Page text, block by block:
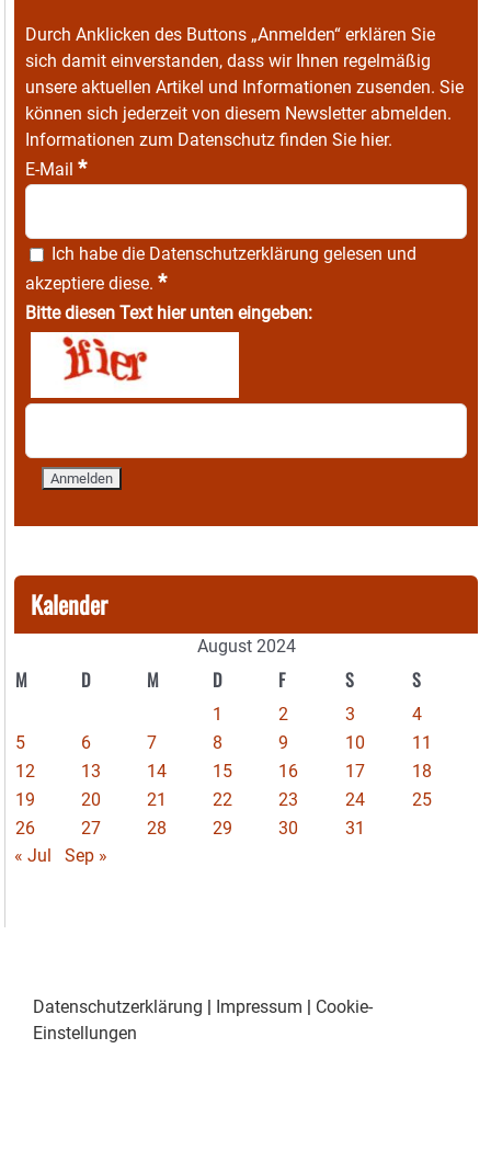
Durch Anklicken des Buttons „Anmelden“ erklären Sie
sich damit einverstanden, dass wir Ihnen regelmäßig
unsere aktuellen Artikel und Informationen zusenden. Sie
können sich jederzeit von diesem Newsletter abmelden.
Informationen zum Datenschutz finden Sie hier.
E-Mail *
Ich habe die Datenschutzerklärung gelesen und
akzeptiere diese. *
Bitte diesen Text hier unten eingeben:
Kalender
August 2024
M D M D F S S
1 2 3
4
5
6 7 8 9 10
11
12
13 14 15 16 17
18
19
20 21 22 23 24
25
26
27 28 29 30
31
« Jul
Sep »
Datenschutzerklärung | Impressum | Cookie-
Einstellungen